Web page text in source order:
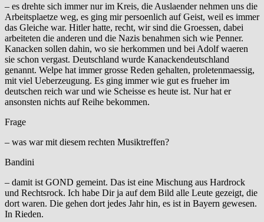
– es drehte sich immer nur im Kreis, die Auslaender nehmen uns die
Arbeitsplaetze weg, es ging mir persoenlich auf Geist, weil es immer
das Gleiche war. Hitler hatte, recht, wir sind die Groessen, dabei
arbeiteten die anderen und die Nazis benahmen sich wie Penner.
Kanacken sollen dahin, wo sie herkommen und bei Adolf waeren
sie schon vergast. Deutschland wurde Kanackendeutschland
genannt. Welpe hat immer grosse Reden gehalten, proletenmaessig,
mit viel Ueberzeugung. Es ging immer wie gut es frueher im
deutschen reich war und wie Scheisse es heute ist. Nur hat er
ansonsten nichts auf Reihe bekommen.
Frage
– was war mit diesem rechten Musiktreffen?
Bandini
– damit ist GOND gemeint. Das ist eine Mischung aus Hardrock
und Rechtsrock. Ich habe Dir ja auf dem Bild alle Leute gezeigt, die
dort waren. Die gehen dort jedes Jahr hin, es ist in Bayern gewesen.
In Rieden.